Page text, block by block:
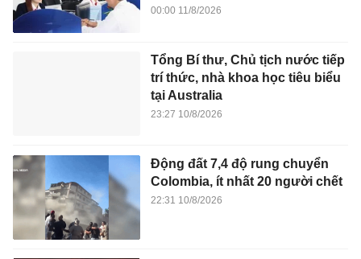
00:00 11/8/2026
Tổng Bí thư, Chủ tịch nước tiếp
trí thức, nhà khoa học tiêu biểu
tại Australia
23:27 10/8/2026
Động đất 7,4 độ rung chuyển
Colombia, ít nhất 20 người chết
22:31 10/8/2026